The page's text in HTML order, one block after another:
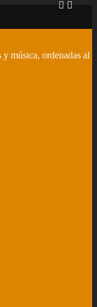
música, ordenadas al